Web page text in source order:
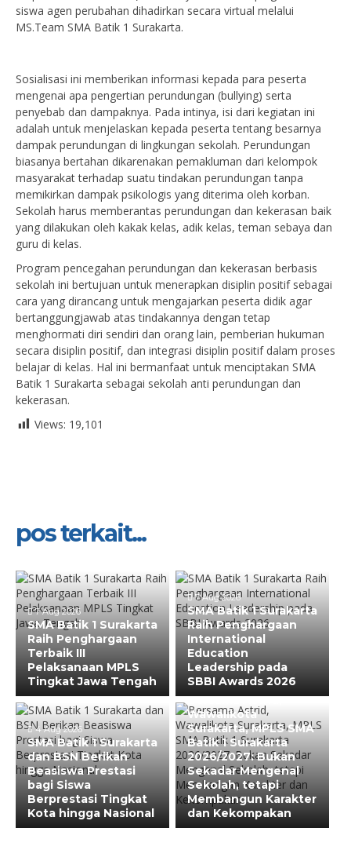
siswa agen perubahan dihadirkan secara virtual melalui
MS.Team SMA Batik 1 Surakarta.
Sosialisasi ini memberikan informasi kepada para peserta
mengenai apa pengertian perundungan (bullying) serta
penyebab dan dampaknya. Pada intinya, isi dari kegiatan ini
adalah untuk menjelaskan kepada peserta tentang besarnya
dampak perundungan di lingkungan sekolah. Perundungan
biasanya bertahan dikarenakan pemakluman dari kelompok
masyarakat terhadap suatu tindakan perundungan tanpa
memikirkan dampak psikologis yang diterima oleh korban.
Sekolah harus memberantas perundungan dan kekerasan baik
yang dilakukan oleh kakak kelas, adik kelas, teman sebaya dan
guru di kelas.
Program pencegahan perundungan dan kekerasan berbasis
sekolah ini bertujuan untuk menerapkan disiplin positif sebagai
cara yang dirancang untuk mengajarkan peserta didik agar
bertanggungjawab atas tindakannya dengan tetap
menghormati diri sendiri dan orang lain, pemberian hukuman
secara disiplin positif, dan integrasi disiplin positif dalam proses
belajar di kelas. Hal ini bermanfaat untuk menciptakan SMA
Batik 1 Surakarta sebagai sekolah anti perundungan dan
kekerasan.
Views: 19,101
pos terkait...
7 Aug 2026
SMA Batik 1 Surakarta
Raih Penghargaan
Terbaik III
Pelaksanaan MPLS
Tingkat Jawa Tengah
7 Aug 2026
SMA Batik 1 Surakarta
Raih Penghargaan
International
Education
Leadership pada
SBBI Awards 2026
4 Aug 2026
SMA Batik 1 Surakarta
dan BSN Berikan
Beasiswa Prestasi
bagi Siswa
Berprestasi Tingkat
Kota hingga Nasional
31 Jul 2026
Bersama Astrid,
Wawalikota
Surakarta, MPLS SMA
Batik 1 Surakarta
2026/2027: Bukan
Sekadar Mengenal
Sekolah, tetapi
Membangun Karakter
dan Kekompakan